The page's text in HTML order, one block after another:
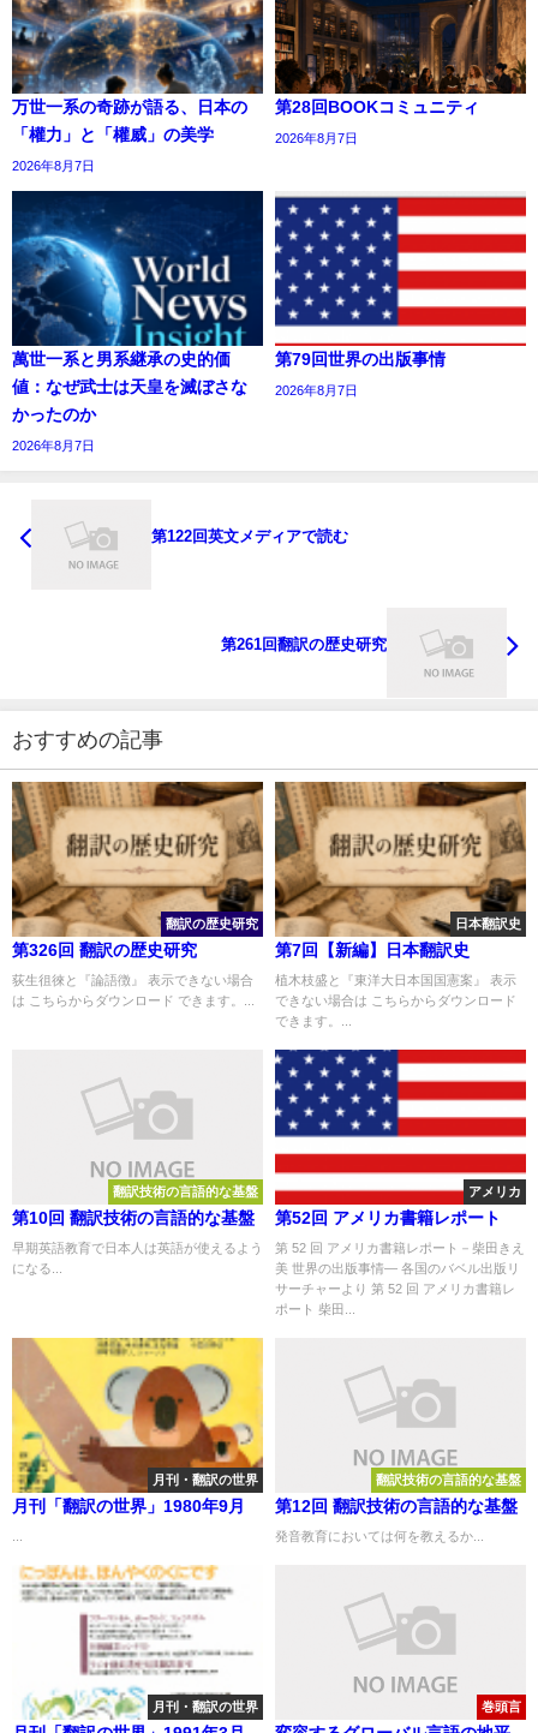
万世一系の奇跡が語る、日本の
「權力」と「權威」の美学
2026年8月7日
第28回BOOKコミュニティ
2026年8月7日
萬世一系と男系継承の史的価
値：なぜ武士は天皇を滅ぼさな
かったのか
2026年8月7日
第79回世界の出版事情
2026年8月7日
第122回英文メディアで読む
第261回翻訳の歴史研究
おすすめの記事
翻訳の歴史研究
第326回 翻訳の歴史研究
荻生徂徠と『論語徴』 表示できない場合
は こちらからダウンロード できます。...
日本翻訳史
第7回【新編】日本翻訳史
植木枝盛と『東洋大日本国国憲案』 表示
できない場合は こちらからダウンロード
できます。...
翻訳技術の言語的な基盤
第10回 翻訳技術の言語的な基盤
早期英語教育で日本人は英語が使えるよう
になる...
アメリカ
第52回 アメリカ書籍レポート
第 52 回 アメリカ書籍レポート－柴田きえ
美 世界の出版事情― 各国のバベル出版リ
サーチャーより 第 52 回 アメリカ書籍レ
ポート 柴田...
月刊・翻訳の世界
月刊「翻訳の世界」1980年9月
翻訳技術の言語的な基盤
第12回 翻訳技術の言語的な基盤
発音教育においては何を教えるか...
月刊・翻訳の世界 巻頭言